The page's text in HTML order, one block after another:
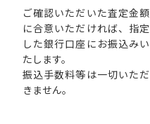
ご確認いただいた査定金額
に合意いただければ、指定
した銀行口座にお振込みい
たします。
振込手数料等は一切いただ
きません。